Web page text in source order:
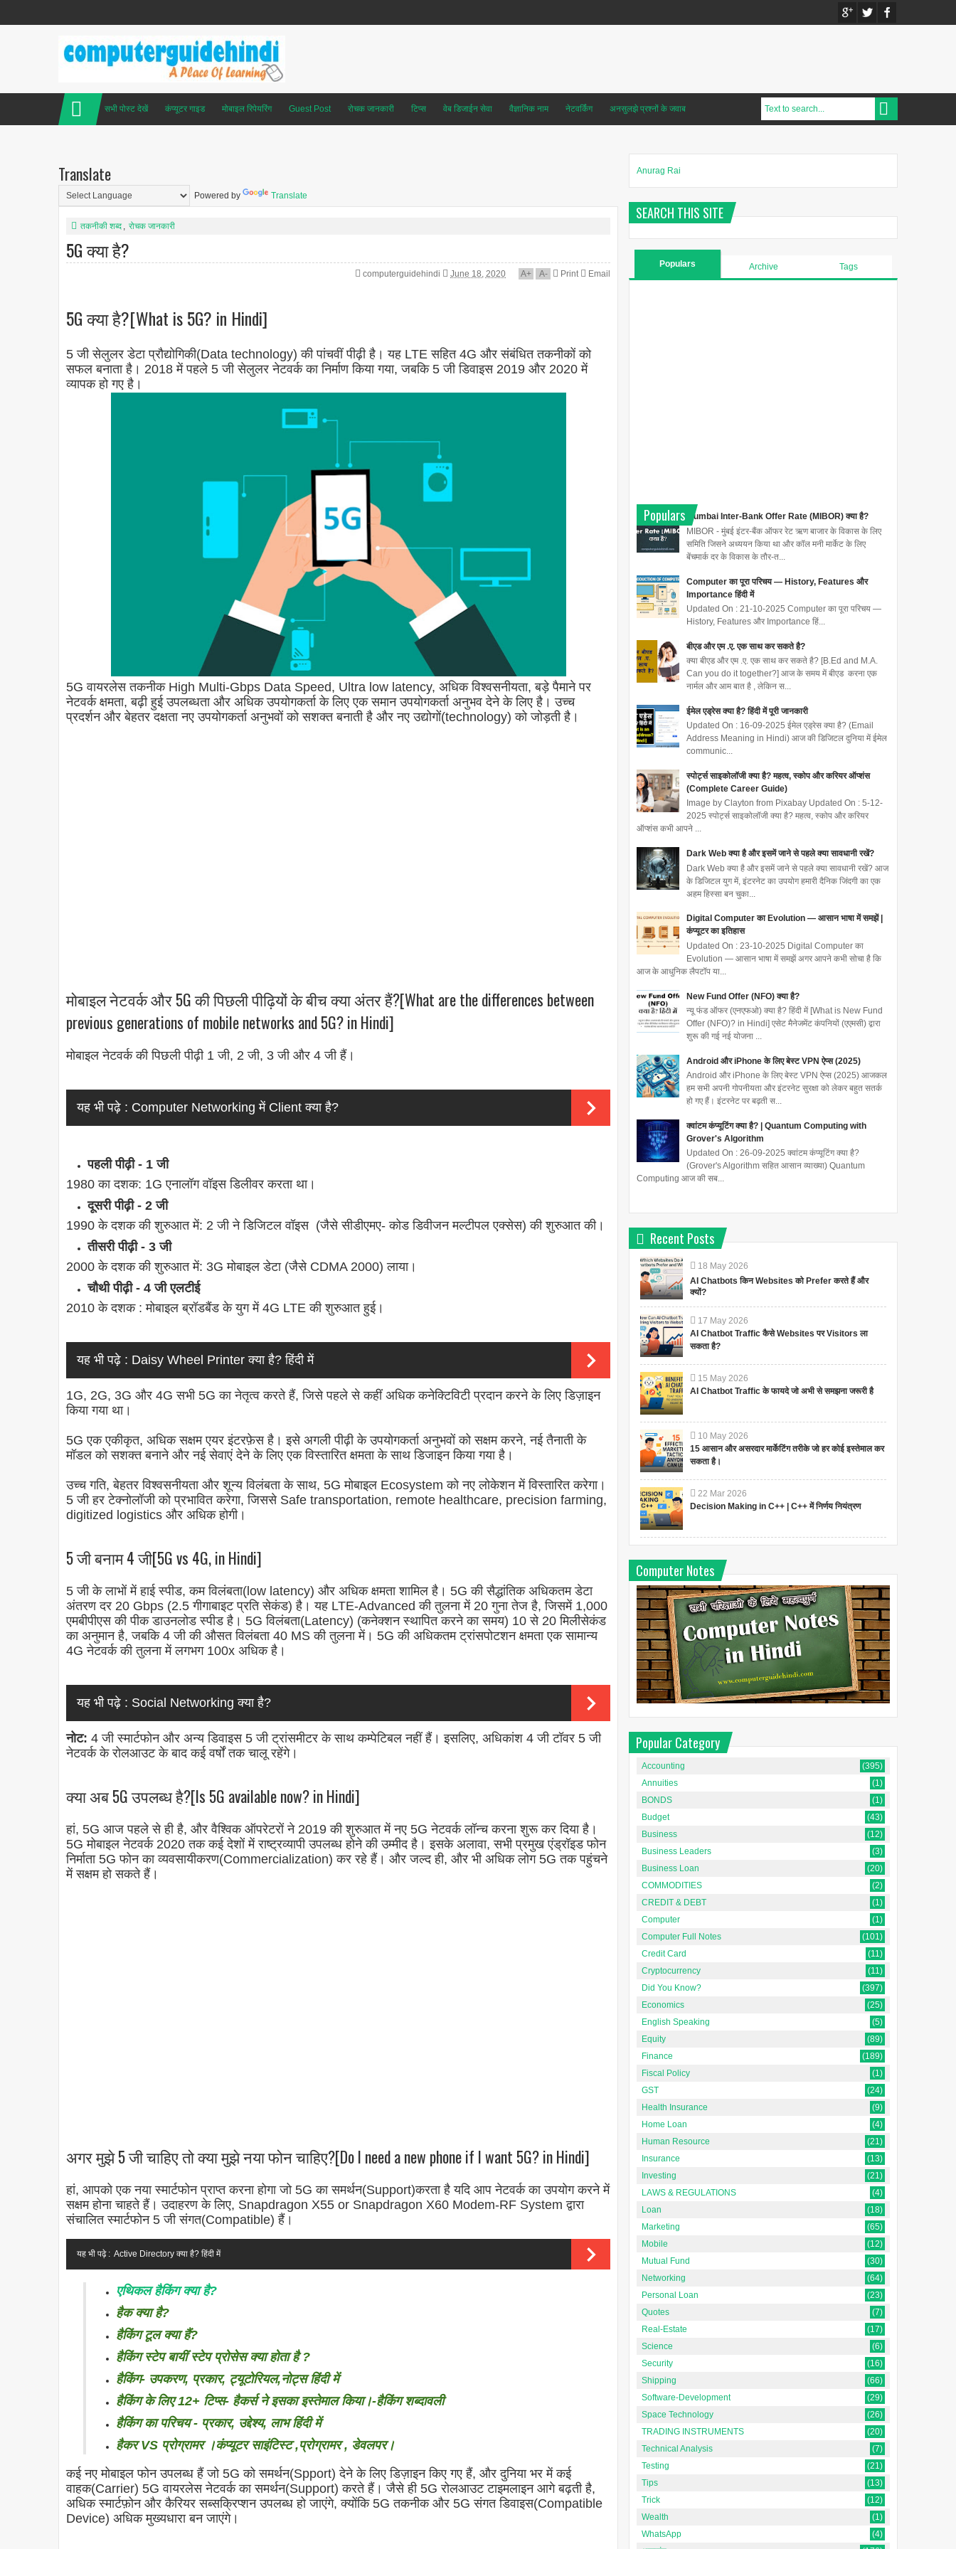
सभी पोस्ट देखें कंप्यूटर गाइड मोबाइल रिपेयरिंग Guest Post रोचक जानकारी टिप्स वेब डिजाईन सेवा वैज्ञानिक नाम नेटवर्किंग अनसुलझे प्रश्नों के जवाब
Translate
Powered by Translate
तकनीकी शब्द , रोचक जानकारी
5G क्या है?
computerguidehindi June 18, 2020 A+ A- Print Email
5G क्या है?[What is 5G? in Hindi]
5 जी सेलुलर डेटा प्रौद्योगिकी(Data technology) की पांचवीं पीढ़ी है। यह LTE सहित 4G और संबंधित तकनीकों को
सफल बनाता है। 2018 में पहले 5 जी सेलुलर नेटवर्क का निर्माण किया गया, जबकि 5 जी डिवाइस 2019 और 2020 में
व्यापक हो गए है।
5G वायरलेस तकनीक High Multi-Gbps Data Speed, Ultra low latency, अधिक विश्वसनीयता, बड़े पैमाने पर
नेटवर्क क्षमता, बढ़ी हुई उपलब्धता और अधिक उपयोगकर्ता के लिए एक समान उपयोगकर्ता अनुभव देने के लिए है। उच्च
प्रदर्शन और बेहतर दक्षता नए उपयोगकर्ता अनुभवों को सशक्त बनाती है और नए उद्योगों(technology) को जोड़ती है।
मोबाइल नेटवर्क और 5G की पिछली पीढ़ियों के बीच क्या अंतर हैं?[What are the differences between
previous generations of mobile networks and 5G? in Hindi]
मोबाइल नेटवर्क की पिछली पीढ़ी 1 जी, 2 जी, 3 जी और 4 जी हैं।
यह भी पढ़े : Computer Networking में Client क्या है?
पहली पीढ़ी - 1 जी
1980 का दशक: 1G एनालॉग वॉइस डिलीवर करता था।
दूसरी पीढ़ी - 2 जी
1990 के दशक की शुरुआत में: 2 जी ने डिजिटल वॉइस (जैसे सीडीएमए- कोड डिवीजन मल्टीपल एक्सेस) की शुरुआत की।
तीसरी पीढ़ी - 3 जी
2000 के दशक की शुरुआत में: 3G मोबाइल डेटा (जैसे CDMA 2000) लाया।
चौथी पीढ़ी - 4 जी एलटीई
2010 के दशक : मोबाइल ब्रॉडबैंड के युग में 4G LTE की शुरुआत हुई।
यह भी पढ़े : Daisy Wheel Printer क्या है? हिंदी में
1G, 2G, 3G और 4G सभी 5G का नेतृत्व करते हैं, जिसे पहले से कहीं अधिक कनेक्टिविटी प्रदान करने के लिए डिज़ाइन
किया गया था।
5G एक एकीकृत, अधिक सक्षम एयर इंटरफ़ेस है। इसे अगली पीढ़ी के उपयोगकर्ता अनुभवों को सक्षम करने, नई तैनाती के
मॉडल को सशक्त बनाने और नई सेवाएं देने के लिए एक विस्तारित क्षमता के साथ डिजाइन किया गया है।
उच्च गति, बेहतर विश्वसनीयता और शून्य विलंबता के साथ, 5G मोबाइल Ecosystem को नए लोकेशन में विस्तारित करेगा।
5 जी हर टेक्नोलॉजी को प्रभावित करेगा, जिससे Safe transportation, remote healthcare, precision farming,
digitized logistics और अधिक होगी।
5 जी बनाम 4 जी[5G vs 4G, in Hindi]
5 जी के लाभों में हाई स्पीड, कम विलंबता(low latency) और अधिक क्षमता शामिल है। 5G की सैद्धांतिक अधिकतम डेटा
अंतरण दर 20 Gbps (2.5 गीगाबाइट प्रति सेकंड) है। यह LTE-Advanced की तुलना में 20 गुना तेज है, जिसमें 1,000
एमबीपीएस की पीक डाउनलोड स्पीड है। 5G विलंबता(Latency) (कनेक्शन स्थापित करने का समय) 10 से 20 मिलीसेकंड
का अनुमान है, जबकि 4 जी की औसत विलंबता 40 MS की तुलना में। 5G की अधिकतम ट्रांसपोटशन क्षमता एक सामान्य
4G नेटवर्क की तुलना में लगभग 100x अधिक है।
यह भी पढ़े : Social Networking क्या है?
नोट: 4 जी स्मार्टफोन और अन्य डिवाइस 5 जी ट्रांसमीटर के साथ कम्पेटिबल नहीं हैं। इसलिए, अधिकांश 4 जी टॉवर 5 जी
नेटवर्क के रोलआउट के बाद कई वर्षों तक चालू रहेंगे।
क्या अब 5G उपलब्ध है?[Is 5G available now? in Hindi]
हां, 5G आज पहले से ही है, और वैश्विक ऑपरेटरों ने 2019 की शुरुआत में नए 5G नेटवर्क लॉन्च करना शुरू कर दिया है।
5G मोबाइल नेटवर्क 2020 तक कई देशों में राष्ट्रव्यापी उपलब्ध होने की उम्मीद है। इसके अलावा, सभी प्रमुख एंड्रॉइड फोन
निर्माता 5G फोन का व्यवसायीकरण(Commercialization) कर रहे हैं। और जल्द ही, और भी अधिक लोग 5G तक पहुंचने
में सक्षम हो सकते हैं।
अगर मुझे 5 जी चाहिए तो क्या मुझे नया फोन चाहिए?[Do I need a new phone if I want 5G? in Hindi]
हां, आपको एक नया स्मार्टफोन प्राप्त करना होगा जो 5G का समर्थन(Support)करता है यदि आप नेटवर्क का उपयोग करने में
सक्षम होना चाहते हैं। उदाहरण के लिए, Snapdragon X55 or Snapdragon X60 Modem-RF System द्वारा
संचालित स्मार्टफोन 5 जी संगत(Compatible) हैं।
यह भी पढ़े : Active Directory क्या है? हिंदी में
एथिकल हैकिंग क्या है?
हैक क्या है?
हैकिंग टूल क्या हैं?
हैकिंग स्टेप बायीं स्टेप प्रोसेस क्या होता है ?
हैकिंग- उपकरण, प्रकार, ट्यूटोरियल,नोट्स हिंदी में
हैकिंग के लिए 12+ टिप्स- हैकर्स ने इसका इस्तेमाल किया।-हैकिंग शब्दावली
हैकिंग का परिचय - प्रकार, उद्देश्य, लाभ हिंदी में
हैकर VS प्रोग्रामर ।कंप्यूटर साइंटिस्ट ,प्रोग्रामर , डेवलपर।
कई नए मोबाइल फोन उपलब्ध हैं जो 5G को समर्थन(Spport) देने के लिए डिज़ाइन किए गए हैं, और दुनिया भर में कई
वाहक(Carrier) 5G वायरलेस नेटवर्क का समर्थन(Support) करते हैं। जैसे ही 5G रोलआउट टाइमलाइन आगे बढ़ती है,
अधिक स्मार्टफ़ोन और कैरियर सब्सक्रिप्शन उपलब्ध हो जाएंगे, क्योंकि 5G तकनीक और 5G संगत डिवाइस(Compatible
Device) अधिक मुख्यधारा बन जाएंगे।
Anurag Rai
SEARCH THIS SITE
Populars Archive Tags
Populars
Mumbai Inter-Bank Offer Rate (MIBOR) क्या है?
MIBOR - मुंबई इंटर-बैंक ऑफर रेट ऋण बाजार के विकास के लिए
समिति जिसने अध्ययन किया था और कॉल मनी मार्केट के लिए
बेंचमार्क दर के विकास के तौर-त...
Computer का पूरा परिचय — History, Features और
Importance हिंदी में
Updated On : 21-10-2025 Computer का पूरा परिचय —
History, Features और Importance हिं...
बीएड और एम .ए. एक साथ कर सकते है?
क्या बीएड और एम .ए. एक साथ कर सकते है? [B.Ed and M.A.
Can you do it together?] आज के समय में बीएड करना एक
नार्मल और आम बात है , लेकिन स...
ईमेल एड्रेस क्या है? हिंदी में पूरी जानकारी
Updated On : 16-09-2025 ईमेल एड्रेस क्या है? (Email
Address Meaning in Hindi) आज की डिजिटल दुनिया में ईमेल
communic...
स्पोर्ट्स साइकोलॉजी क्या है? महत्व, स्कोप और करियर ऑप्शंस
(Complete Career Guide)
Image by Clayton from Pixabay Updated On : 5-12-
2025 स्पोर्ट्स साइकोलॉजी क्या है? महत्व, स्कोप और करियर
ऑप्शंस कभी आपने ...
Dark Web क्या है और इसमें जाने से पहले क्या सावधानी रखें?
Dark Web क्या है और इसमें जाने से पहले क्या सावधानी रखें? आज
के डिजिटल युग में, इंटरनेट का उपयोग हमारी दैनिक जिंदगी का एक
अहम हिस्सा बन चुका...
Digital Computer का Evolution — आसान भाषा में समझें |
कंप्यूटर का इतिहास
Updated On : 23-10-2025 Digital Computer का
Evolution — आसान भाषा में समझें अगर आपने कभी सोचा है कि
आज के आधुनिक लैपटॉप या...
New Fund Offer (NFO) क्या है?
न्यू फंड ऑफर (एनएफओ) क्या है? हिंदी में [What is New Fund
Offer (NFO)? in Hindi] एसेट मैनेजमेंट कंपनियों (एएमसी) द्वारा
शुरू की गई नई योजना ...
Android और iPhone के लिए बेस्ट VPN ऐप्स (2025)
Android और iPhone के लिए बेस्ट VPN ऐप्स (2025) आजकल
हम सभी अपनी गोपनीयता और इंटरनेट सुरक्षा को लेकर बहुत सतर्क
हो गए हैं। इंटरनेट पर बढ़ती स...
क्वांटम कंप्यूटिंग क्या है? | Quantum Computing with
Grover's Algorithm
Updated On : 26-09-2025 क्वांटम कंप्यूटिंग क्या है?
(Grover's Algorithm सहित आसान व्याख्या) Quantum
Computing आज की सब...
Recent Posts
18 May 2026
AI Chatbots किन Websites को Prefer करते हैं और
क्यों?
17 May 2026
AI Chatbot Traffic कैसे Websites पर Visitors ला
सकता है?
15 May 2026
AI Chatbot Traffic के फायदे जो अभी से समझना जरूरी है
10 May 2026
15 आसान और असरदार मार्केटिंग तरीके जो हर कोई इस्तेमाल कर
सकता है।
22 Mar 2026
Decision Making in C++ | C++ में निर्णय नियंत्रण
Computer Notes
Popular Category
Accounting
(395)
Annuities
(1)
BONDS
(1)
Budget
(43)
Business
(12)
Business Leaders
(3)
Business Loan
(20)
COMMODITIES
(2)
CREDIT & DEBT
(1)
Computer
(1)
Computer Full Notes
(101)
Credit Card
(11)
Cryptocurrency
(11)
Did You Know?
(397)
Economics
(25)
English Speaking
(5)
Equity
(89)
Finance
(189)
Fiscal Policy
(1)
GST
(24)
Health Insurance
(9)
Home Loan
(4)
Human Resource
(21)
Insurance
(13)
Investing
(21)
LAWS & REGULATIONS
(4)
Loan
(18)
Marketing
(65)
Mobile
(12)
Mutual Fund
(30)
Networking
(64)
Personal Loan
(23)
Quotes
(7)
Real-Estate
(17)
Science
(6)
Security
(16)
Shipping
(66)
Software-Development
(29)
Space Technology
(26)
TRADING INSTRUMENTS
(20)
Technical Analysis
(7)
Testing
(21)
Tips
(13)
Trick
(12)
Wealth
(1)
WhatsApp
(4)